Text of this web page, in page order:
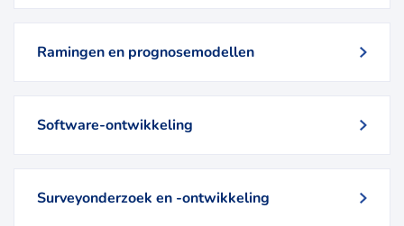
Ramingen en prognosemodellen
Software-ontwikkeling
Surveyonderzoek en -ontwikkeling